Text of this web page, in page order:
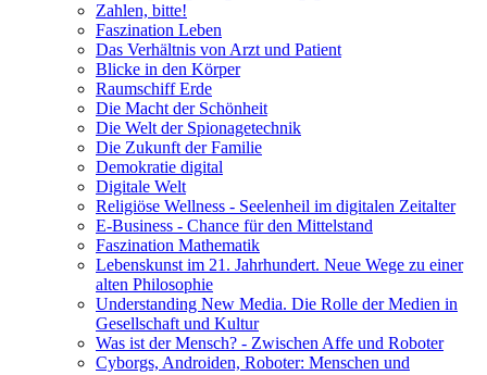
Zahlen, bitte!
Faszination Leben
Das Verhältnis von Arzt und Patient
Blicke in den Körper
Raumschiff Erde
Die Macht der Schönheit
Die Welt der Spionagetechnik
Die Zukunft der Familie
Demokratie digital
Digitale Welt
Religiöse Wellness - Seelenheil im digitalen Zeitalter
E-Business - Chance für den Mittelstand
Faszination Mathematik
Lebenskunst im 21. Jahrhundert. Neue Wege zu einer
alten Philosophie
Understanding New Media. Die Rolle der Medien in
Gesellschaft und Kultur
Was ist der Mensch? - Zwischen Affe und Roboter
Cyborgs, Androiden, Roboter: Menschen und